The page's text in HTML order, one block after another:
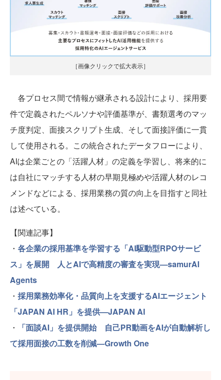
［画像クリックで拡大表示］
各プロセス間で情報が継承される設計により、採用要
件で定義されたペルソナや評価基準が、書類選考のマッ
チ度判定、面接スクリプト生成、そして面接評価に一貫
して使用される。この統合されたデータフローにより、
AIは企業ごとの「活躍人材」の定義を学習し、将来的に
は自社にマッチする人材の早期見極めや活躍人材のレコ
メンドなどによる、採用業務の質の向上を目指すと同社
は述べている。
【関連記事】
・ 各企業の採用基準を学習する「AI駆動型RPOサービ
ス」を展開 人とAIで高精度の審査を実現—samurAI
Agents
・ 採用業務効率化・品質向上を支援するAIエージェント
「JAPAN AI HR」を提供—JAPAN AI
・
「面談AI」を提供開始 自己PR動画をAIが自動解析し
て採用面接の工数を削減—Growth One